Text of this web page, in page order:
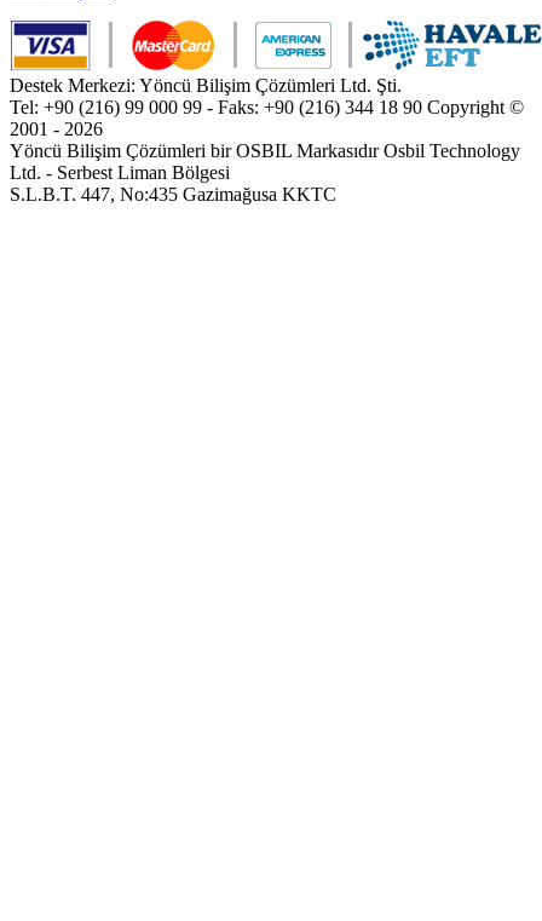
Destek Merkezi: Yöncü Bilişim Çözümleri Ltd. Şti.
Tel: +90 (216) 99 000 99 - Faks: +90 (216) 344 18 90 Copyright ©
2001 - 2026
Yöncü Bilişim Çözümleri bir OSBIL Markasıdır Osbil Technology
Ltd. - Serbest Liman Bölgesi
S.L.B.T. 447, No:435 Gazimağusa KKTC